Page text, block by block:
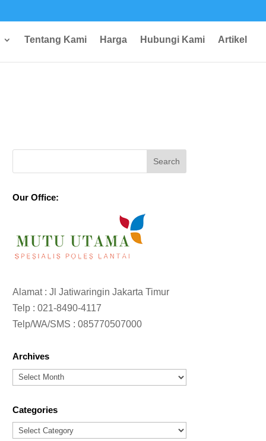
Tentang Kami Harga Hubungi Kami Artikel
Our Office:
Alamat : Jl Jatiwaringin Jakarta Timur
Telp :021-8490-4117
Telp/WA/SMS :085770507000
Archives
Archives
Categories
Categories